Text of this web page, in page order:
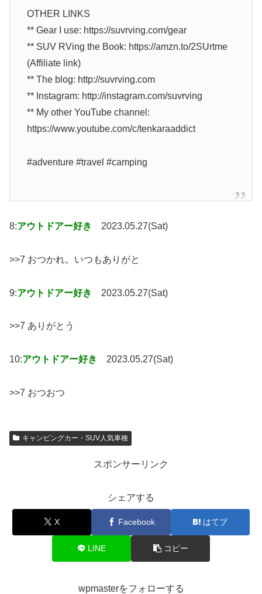
OTHER LINKS
** Gear I use: https://suvrving.com/gear
** SUV RVing the Book: https://amzn.to/2SUrtme
(Affiliate link)
** The blog: http://suvrving.com
** Instagram: http://instagram.com/suvrving
** My other YouTube channel:
https://www.youtube.com/c/tenkaraaddict
#adventure #travel #camping
8:アウトドアー好き 2023.05.27(Sat)
>>7 おつかれ。いつもありがと
9:アウトドアー好き 2023.05.27(Sat)
>>7 ありがとう
10:アウトドアー好き 2023.05.27(Sat)
>>7 おつおつ
キャンピングカー・SUV人気車種
スポンサーリンク
シェアする
X Facebook はてブ
LINE コピー
wpmasterをフォローする